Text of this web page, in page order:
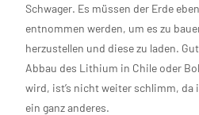
Schwager. Es müssen der Erde
entnommen werden, um es zu
herzustellen und diese zu laden.
Abbau des Lithium in Chile oder
wird, ist’s nicht weiter schlimm, da
ein ganz anderes.